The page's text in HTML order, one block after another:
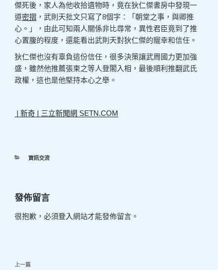
傑死後，家人為他收拾遺物時，竟在狄仁傑書房中發現一
道密摺 ，武則天批文只寫了8個字：「朝堂之事，與卿推
心。」，由此可知兩人關係非比尋常，異性君臣竟到了推
心置腹的程度，還能看出武則天對狄仁傑的寵幸和信任。
狄仁傑也沒有辜負這份信任，很多決策讓武周國力更加強
盛，雖然他推薦張柬之等人登閣入相，最後順利推翻武氏
政權，這也是他堅持本心之舉。
| 新奇 | 三立新聞網 SETN.COM
分
資訊交流
發佈留言
很抱歉，必須登入網站才能發佈留言。
文
上
上一篇